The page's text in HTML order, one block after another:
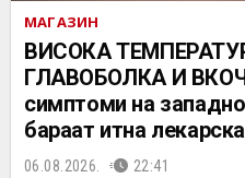
МАГАЗИН
ВИСОКА
ГЛАВОБОЛКА И
симптоми на
бараат итна
06.08.2026. 22:41